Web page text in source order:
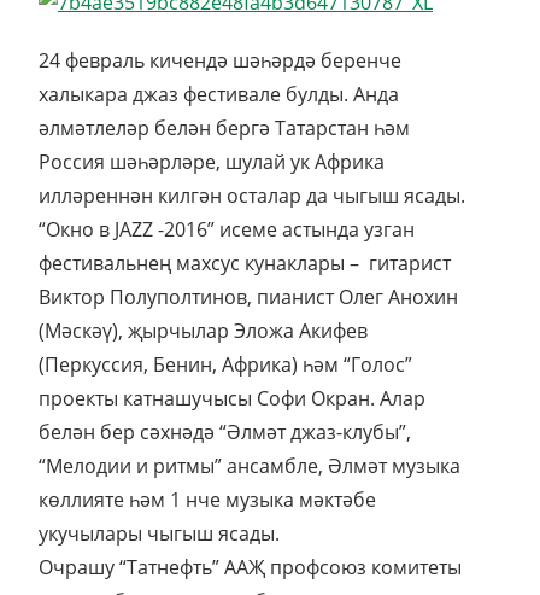
24 февраль кичендә шәһәрдә беренче
халыкара джаз фестивале булды. Анда
әлмәтлеләр белән бергә Татарстан һәм
Россия шәһәрләре, шулай ук Африка
илләреннән килгән осталар да чыгыш ясады.
“Окно в JAZZ -2016” исеме астында узган
фестивальнең махсус кунаклары – гитарист
Виктор Полуполтинов, пианист Олег Анохин
(Мәскәү), җырчылар Эложа Акифев
(Перкуссия, Бенин, Африка) һәм “Голос”
проекты катнашучысы Софи Окран. Алар
белән бер сәхнәдә “Әлмәт джаз-клубы”,
“Мелодии и ритмы” ансамбле, Әлмәт музыка
көллияте һәм 1 нче музыка мәктәбе
укучылары чыгыш ясады.
Очрашу “Татнефть” ААҖ профсоюз комитеты